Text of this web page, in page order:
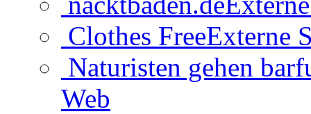
Clothes FreeExterne
Naturisten gehen
Web